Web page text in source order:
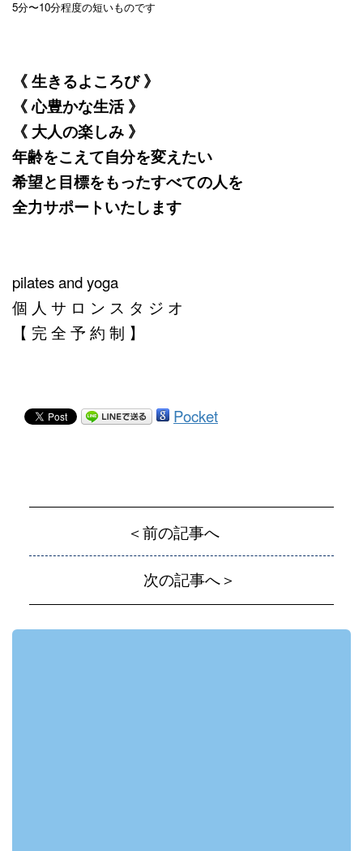
5分〜10分程度の短いものです
《 生きるよころび 》
《 心豊かな生活 》
《 大人の楽しみ 》
年齢をこえて自分を変えたい
希望と目標をもったすべての人を
全力サポートいたします
pilates and yoga
個 人 サ ロ ン ス タ ジ オ
【 完 全 予 約 制 】
Pocket
＜前の記事へ
次の記事へ＞